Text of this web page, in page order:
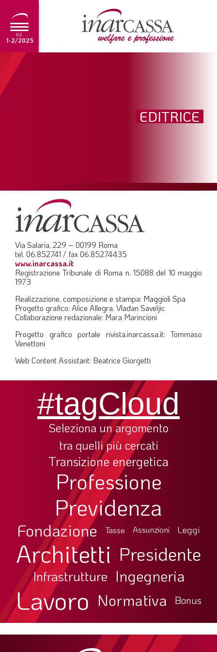
Ed.
1-2/2025
NEWS
1-2/2025
SOMMARIO
PREVIDENZA
FOCUS
TERZA PAGINA
IN QUESTO NUMERO
SCENARIO ECONOMICO
SPAZIO APERTO
GOVERNANCE
FONDAZIONE
ASSOCIAZIONI
LA VIGNETTA DI EVASIO
SPECIALE
CAMBIA NUMERO
EDITRICE
Via Salaria, 229 – 00199 Roma
tel. 06.852741 / fax 06.85274435
www.inarcassa.it
Registrazione Tribunale di Roma n. 15088 del 10 maggio
1973
Realizzazione, composizione e stampa: Maggioli Spa
Progetto grafico: Alice Allegra, Vladan Saveljic
Collaborazione redazionale: Mara Marincioni
Progetto grafico portale rivista.inarcassa.it: Tommaso
Venettoni
Web Content Assistant: Beatrice Giorgetti
#tagCloud
Seleziona un argomento
tra quelli più cercati
Transizione energetica
Professione
Previdenza
Fondazione Tasse Assunzioni Leggi
Architetti Presidente
Infrastrutture Ingegneria
Lavoro Normativa Bonus